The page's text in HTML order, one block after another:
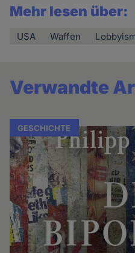
Mehr lesen über:
USA Waffen
Verwandte
GESCHICHTE